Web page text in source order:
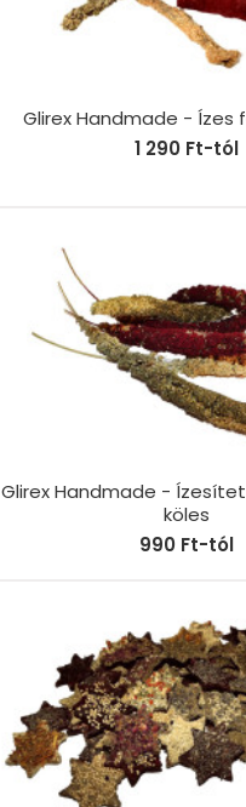
Glirex Handmade - Ízes
1 290 Ft-tól
Glirex Handmade -
köles
990 Ft-tól